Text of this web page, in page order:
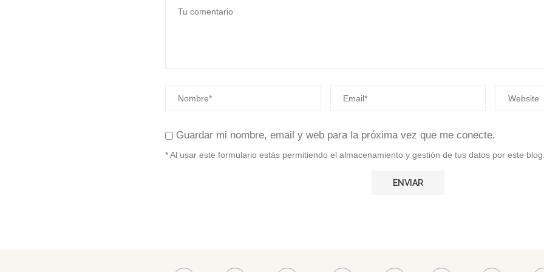
Guardar mi nombre, email y web para la próxima vez que me conecte.
* Al usar este formulario estás permitiendo el almacenamiento y gestión de tus datos por este